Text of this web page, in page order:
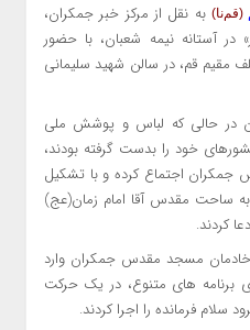
(قم‌نا)
به نقل از مرکز خبر جمکران،
آستانه نیمه شعبان، با حضور
مقیم قم، در سالن شهید سلیمانی
در حالی که لباس و پوشش ملی
خود را بدست گرفته بودند،
اجتماع کرده و با تشکیل
ساحت مقدس آقا امام زمان(عج)
کردند.
خادمان مسجد مقدس جمکران وارد
های متنوع، در یک حرکت
فرمانده را اجرا کردند.